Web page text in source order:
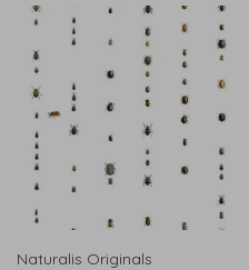
Naturalis Originals